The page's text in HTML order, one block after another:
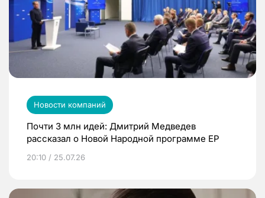
Новости компаний
Почти 3 млн идей: Дмитрий Медведев
рассказал о Новой Народной программе ЕР
20:10 / 25.07.26